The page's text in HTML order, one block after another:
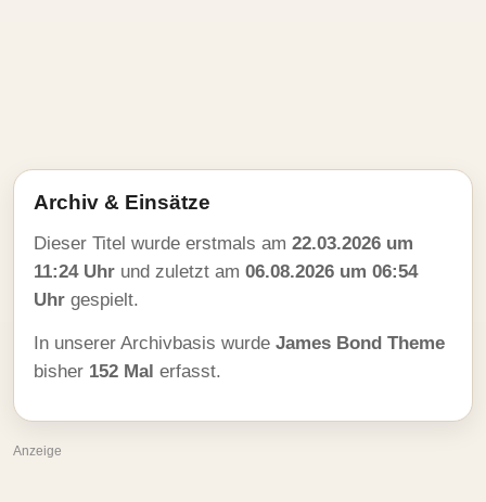
Archiv & Einsätze
Dieser Titel wurde erstmals am 22.03.2026 um
11:24 Uhr und zuletzt am 06.08.2026 um 06:54
Uhr gespielt.
In unserer Archivbasis wurde James Bond Theme
bisher 152 Mal erfasst.
Anzeige